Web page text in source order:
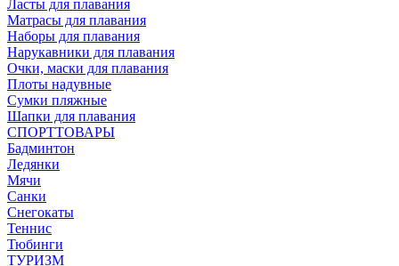
Ласты для плавания
Матрасы для плавания
Наборы для плавания
Нарукавники для плавания
Очки, маски для плавания
Плоты надувные
Сумки пляжные
Шапки для плавания
СПОРТТОВАРЫ
Бадминтон
Ледянки
Мячи
Санки
Снегокаты
Теннис
Тюбинги
ТУРИЗМ